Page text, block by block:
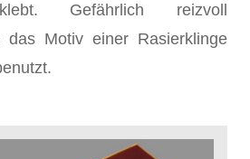
Gefährlich reizvoll
das Motiv einer Rasierklinge